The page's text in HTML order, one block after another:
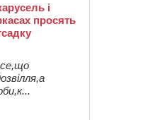
і
просять